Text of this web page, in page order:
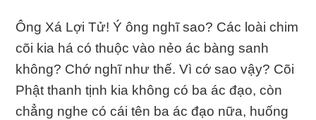
Ông Xá Lợi Tử! Ý ông nghĩ sao? Các loài chim
cõi kia há có thuộc vào nẻo ác bàng sanh
không? Chớ nghĩ như thế. Vì cớ sao vậy? Cõi
Phật thanh tịnh kia không có ba ác đạo, còn
chẳng nghe có cái tên ba ác đạo nữa, huống